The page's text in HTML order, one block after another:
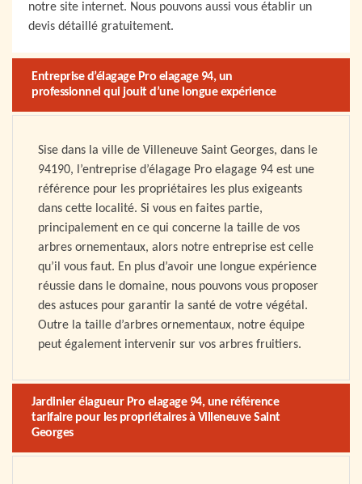
notre site internet. Nous pouvons aussi vous établir un
devis détaillé gratuitement.
Entreprise d’élagage Pro elagage 94, un
professionnel qui jouit d’une longue expérience
Sise dans la ville de Villeneuve Saint Georges, dans le
94190, l’entreprise d’élagage Pro elagage 94 est une
référence pour les propriétaires les plus exigeants
dans cette localité. Si vous en faites partie,
principalement en ce qui concerne la taille de vos
arbres ornementaux, alors notre entreprise est celle
qu’il vous faut. En plus d’avoir une longue expérience
réussie dans le domaine, nous pouvons vous proposer
des astuces pour garantir la santé de votre végétal.
Outre la taille d’arbres ornementaux, notre équipe
peut également intervenir sur vos arbres fruitiers.
Jardinier élagueur Pro elagage 94, une référence
tarifaire pour les propriétaires à Villeneuve Saint
Georges